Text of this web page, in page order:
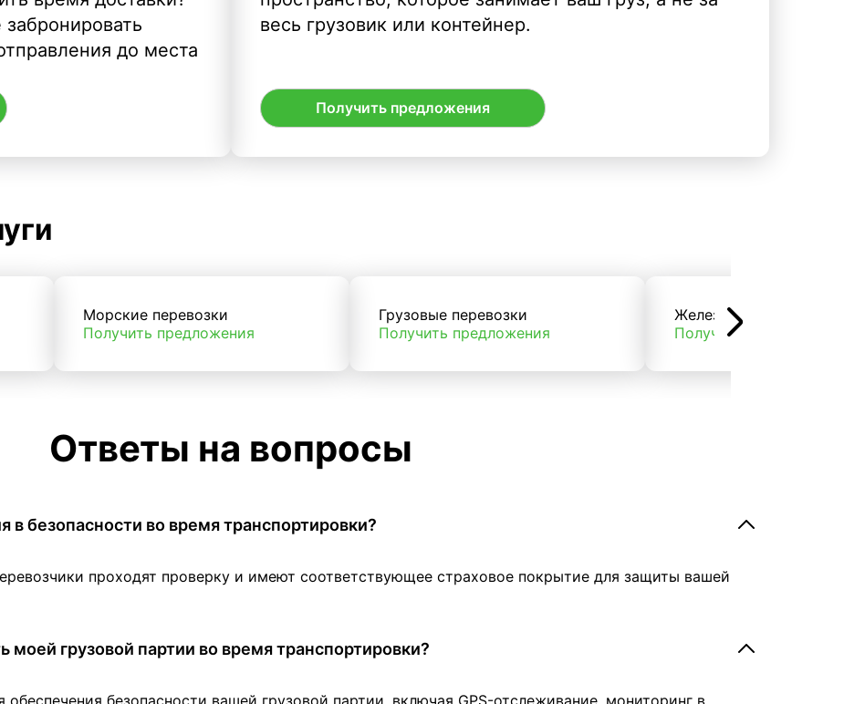
до места
весь грузовик или контейнер.
Получить предложения
Морские перевозки
Получить предложения
Грузовые перевозки
Получить предложения
Железнодорожные
Получить
Ответы на вопросы
в безопасности во время транспортировки?
проходят проверку и имеют соответствующее страховое покрытие для защиты вашей
моей грузовой партии во время транспортировки?